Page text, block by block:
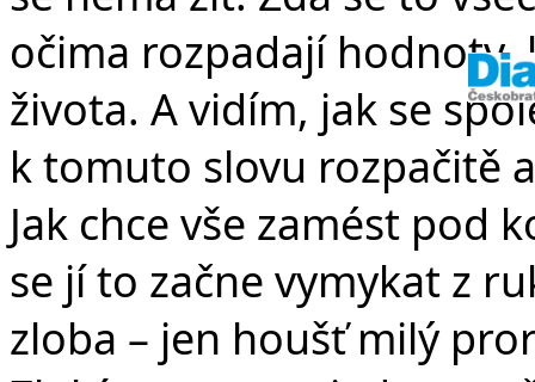
očima rozpadají hodnoty,
života. A vidím, jak se
k tomuto slovu rozpačitě
Jak chce vše zamést pod
se jí to začne vymykat z
zloba – jen houšť milý